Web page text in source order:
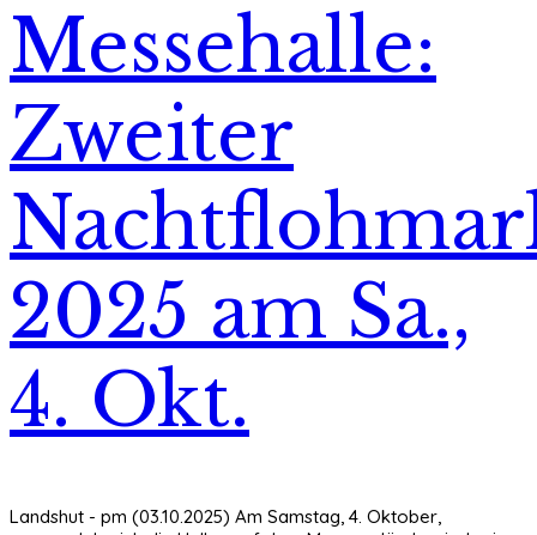
Messehalle:
Zweiter
2025 am Sa.,
4. Okt.
Landshut - pm (03.10.2025) Am Samstag, 4. Oktober,